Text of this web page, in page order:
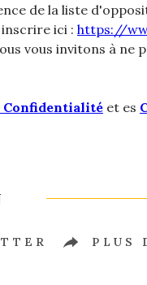
de la liste
inscrire ici : https://
vous invitons à ne
Confidentialité et es
PLUS